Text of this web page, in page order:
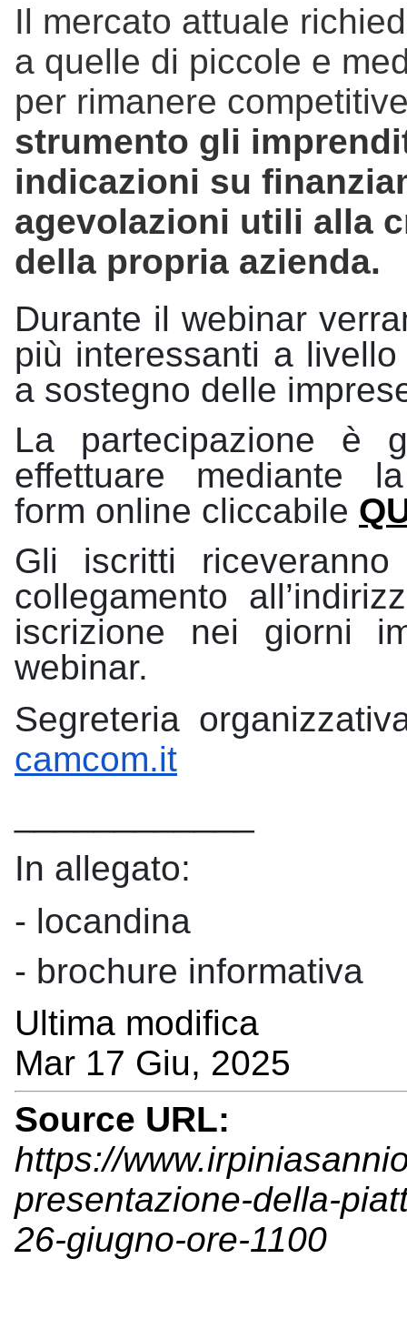
Il mercato attuale
a quelle di piccole e
per rimanere
strumento gli
indicazioni su
agevolazioni utili alla
della propria azienda.
Durante il webinar
più interessanti a
a sostegno delle
La partecipazione è
effettuare mediante
form online cliccabile
Gli iscritti
collegamento
iscrizione nei giorni
webinar.
Segreteria
camcom.it
In allegato:
- locandina
- brochure informativa
Ultima modifica
Mar 17 Giu, 2025
Source URL:
https://
presentazione-della-
26-giugno-ore-1100